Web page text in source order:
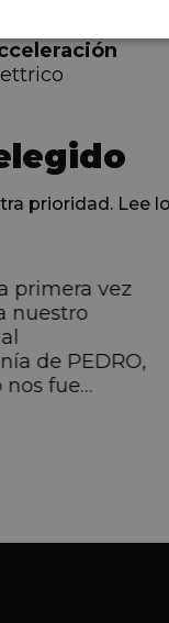
prioridad. Lee
primera vez
nuestro
de PEDRO,
nos fue
directa, de
que